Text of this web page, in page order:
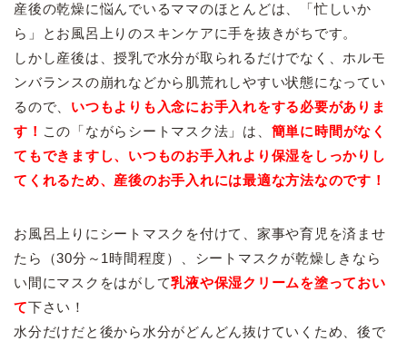
産後の乾燥に悩んでいるママのほとんどは、「忙しいか
ら」とお風呂上りのスキンケアに手を抜きがちです。
しかし産後は、授乳で水分が取られるだけでなく、ホルモ
ンバランスの崩れなどから肌荒れしやすい状態になってい
るので、 いつもよりも入念にお手入れをする必要がありま
す！ この「ながらシートマスク法」は、 簡単に時間がなく
てもできますし、いつものお手入れより保湿をしっかりし
てくれるため、産後のお手入れには最適な方法なのです！
お風呂上りにシートマスクを付けて、家事や育児を済ませ
たら（30分～1時間程度）、シートマスクが乾燥しきなら
い間にマスクをはがして乳液や保湿クリームを塗っておい
て下さい！
水分だけだと後から水分がどんどん抜けていくため、後で